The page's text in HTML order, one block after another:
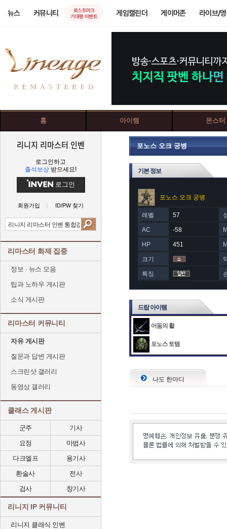
뉴스 커뮤니티
로스트아크
기대평 이벤트
게임캘린더 게이머존 라이브/
홈 아이템 몬스터
리니지 리마스터 인벤
로그인하고
출석보상 받으세요!
로그인
회원가입 ID/PW 찾기
리마스터 화제 집중
정보 · 뉴스 모음
팁과 노하우 게시판
소식 게시판
리마스터 커뮤니티
자유 게시판
질문과 답변 게시판
스크린샷 갤러리
동영상 갤러리
클래스 게시판
군주
기사
요정
마법사
다크엘프
용기사
환술사
전사
검사
창기사
리니지 IP 커뮤니티
리니지 클래식 인벤
포노스 오크 궁병
기본 정보
포노스 오크 궁병
레벨 57
AC -58
HP 451
크기
특징
드랍 아이템
어둠의 활
포노스 토템
나도 한마디